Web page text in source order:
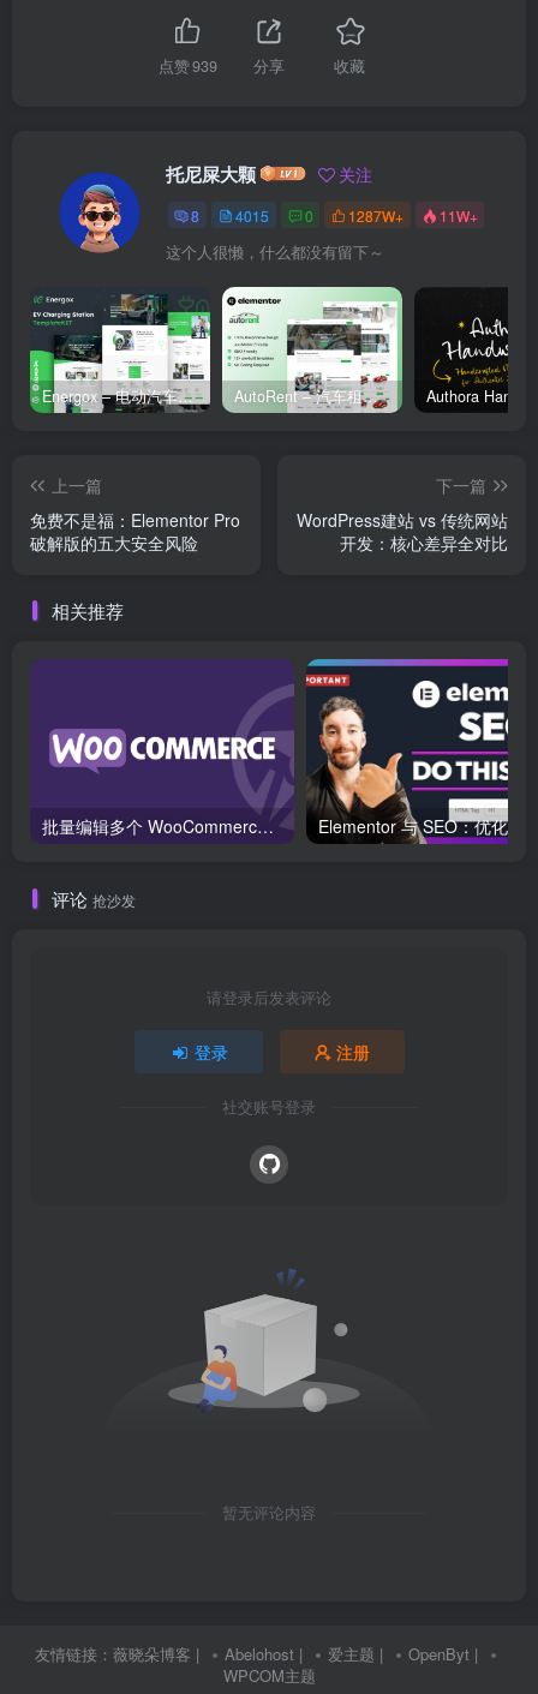
点赞939 分享 收藏
托尼屎大颗 关注
8 4015 0 1287W+ 11W+
这个人很懒，什么都没有留下～
Energox – 电动汽车充电站 Elementor 模板套件 AutoRent – 汽车租赁服务 Elementor 模板套件
上一篇
免费不是福：Elementor Pro
破解版的五大安全风险
下一篇
WordPress建站 vs 传统网站
开发：核心差异全对比
相关推荐
批量编辑多个 WooCommerce 产品变体价格的 2 个方法？
评论 抢沙发
请登录后发表评论
登录 注册
社交账号登录
暂无评论内容
友情链接： 薇晓朵博客 | Abelohost | 爱主题 | OpenByt |
WPCOM主题